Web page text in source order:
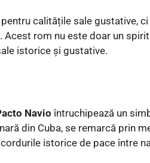
calitățile sale gustative,
rom nu este doar un
istorice și gustative.
Navio întruchipează un
din Cuba, se remarcă prin
istorice de pace între